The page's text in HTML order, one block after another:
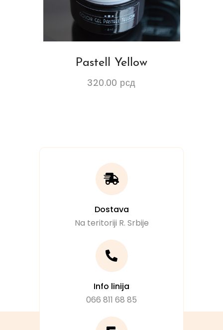
Pastell Yellow
320.00 рсд
Dostava
Na teritoriji R. Srbije
Info linija
066 811 68 85